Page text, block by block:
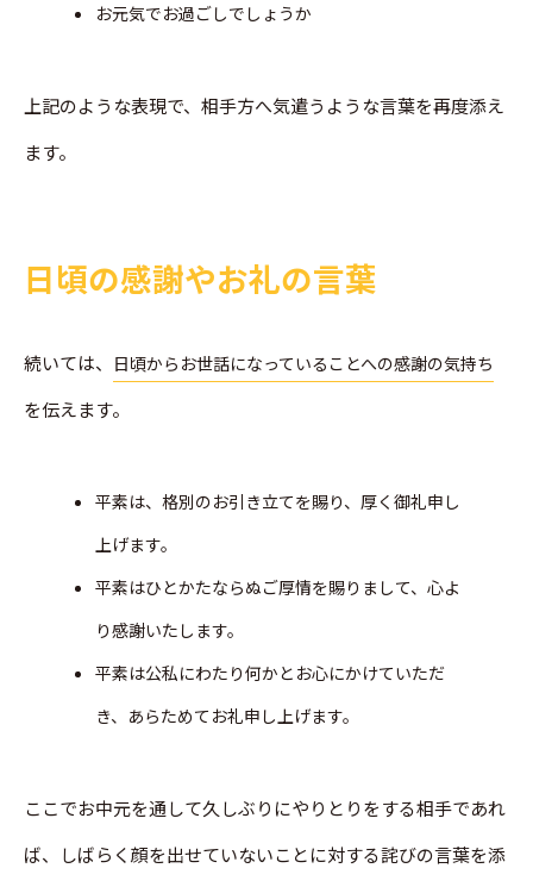
お元気でお過ごしでしょうか
上記のような表現で、相手方へ気遣うような言葉を再度添え
ます。
日頃の感謝やお礼の言葉
続いては、 日頃からお世話になっていることへの感謝の気持ち
を伝えます。
平素は、格別のお引き立てを賜り、厚く御礼申し
上げます。
平素はひとかたならぬご厚情を賜りまして、心よ
り感謝いたします。
平素は公私にわたり何かとお心にかけていただ
き、あらためてお礼申し上げます。
ここでお中元を通して久しぶりにやりとりをする相手であれ
ば、しばらく顔を出せていないことに対する詫びの言葉を添